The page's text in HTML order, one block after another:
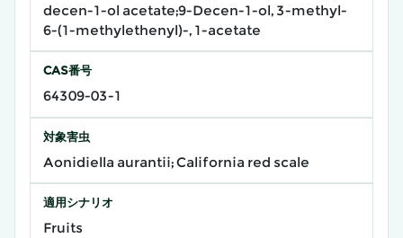
decen-1-ol acetate;9-Decen-1-ol, 3-methyl-
6-(1-methylethenyl)-, 1-acetate
CAS番号
64309-03-1
対象害虫
Aonidiella aurantii; California red scale
適用シナリオ
Fruits